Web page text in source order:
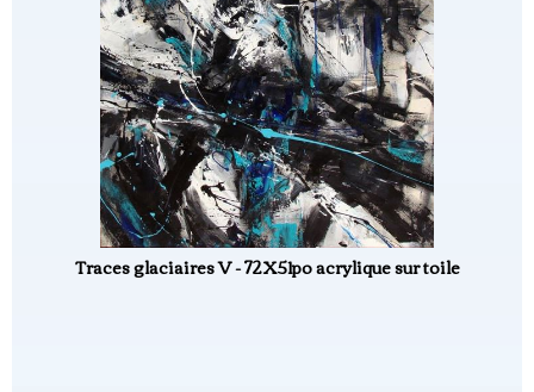
Traces glaciaires V - 72X51po acrylique sur toile